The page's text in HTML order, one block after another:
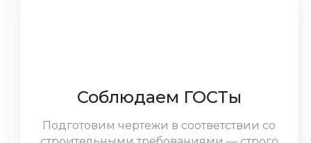
Соблюдаем ГОСТы
Подготовим чертежи в соответствии со